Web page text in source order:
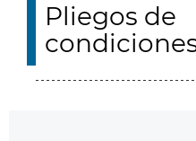
Pliegos de